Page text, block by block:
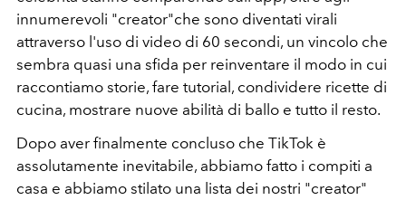
innumerevoli "creator"che sono diventati virali
attraverso l'uso di video di 60 secondi, un vincolo che
sembra quasi una sfida per reinventare il modo in cui
raccontiamo storie, fare tutorial, condividere ricette di
cucina, mostrare nuove abilità di ballo e tutto il resto.
Dopo aver finalmente concluso che TikTok è
assolutamente inevitabile, abbiamo fatto i compiti a
casa e abbiamo stilato una lista dei nostri "creator"